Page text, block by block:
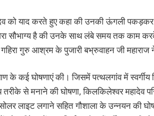
को याद करते हुए कहा की उनकी ऊंगली पकड़कर
सौभाग्य है की उनके साथ लंबे समय तक काम
गुरु आश्रम के पुजारी बभ्रुवाहन जी महाराज
के कई घोषणाएं की। जिसमें पत्थलगांव में स्वर्गीय
तरीके से मनाने की घोषणा, किलकिलेश्वर महादेव
सोलर लाइट लगाने सहित गौशाला के उन्नयन की